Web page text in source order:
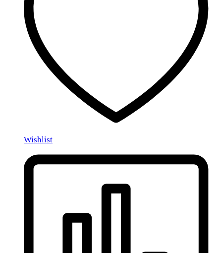
Wishlist